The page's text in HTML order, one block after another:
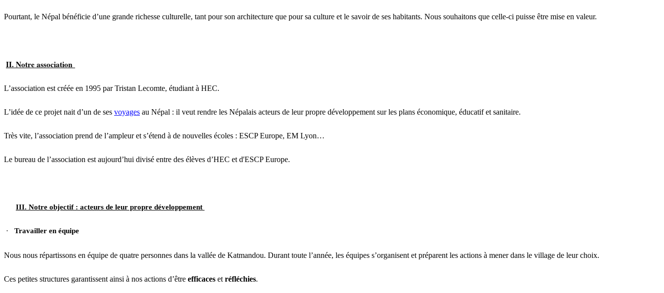
Pourtant, le Népal bénéficie d’une grande richesse culturelle, tant pour son architecture que pour sa culture et le savoir de ses habitants. Nous souhaitons que celle-ci puisse être mise en valeur.
II. Notre association
L’association est créée en 1995 par Tristan Lecomte, étudiant à HEC.
L’idée de ce projet nait d’un de ses voyages au Népal : il veut rendre les Népalais acteurs de leur propre développement sur les plans économique, éducatif et sanitaire.
Très vite, l’association prend de l’ampleur et s’étend à de nouvelles écoles : ESCP Europe, EM Lyon…
Le bureau de l’association est aujourd’hui divisé entre des élèves d’HEC et d'ESCP Europe.
III. Notre objectif : acteurs de leur propre développement
· Travailler en équipe
Nous nous répartissons en équipe de quatre personnes dans la vallée de Katmandou. Durant toute l’année, les équipes s’organisent et préparent les actions à mener dans le village de leur choix.
Ces petites structures garantissent ainsi à nos actions d’être efficaces etréfléchies.